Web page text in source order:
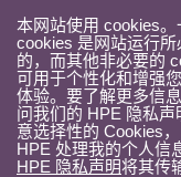
本网站使用 cookies。
cookies 是网站运行所
的，而其他非必要的
可用于个性化和增强
体验。要了解更多信
问我们的 HPE 隐私声
意选择性的 Cookies
HPE 处理我的个人信
HPE 隐私声明将其传